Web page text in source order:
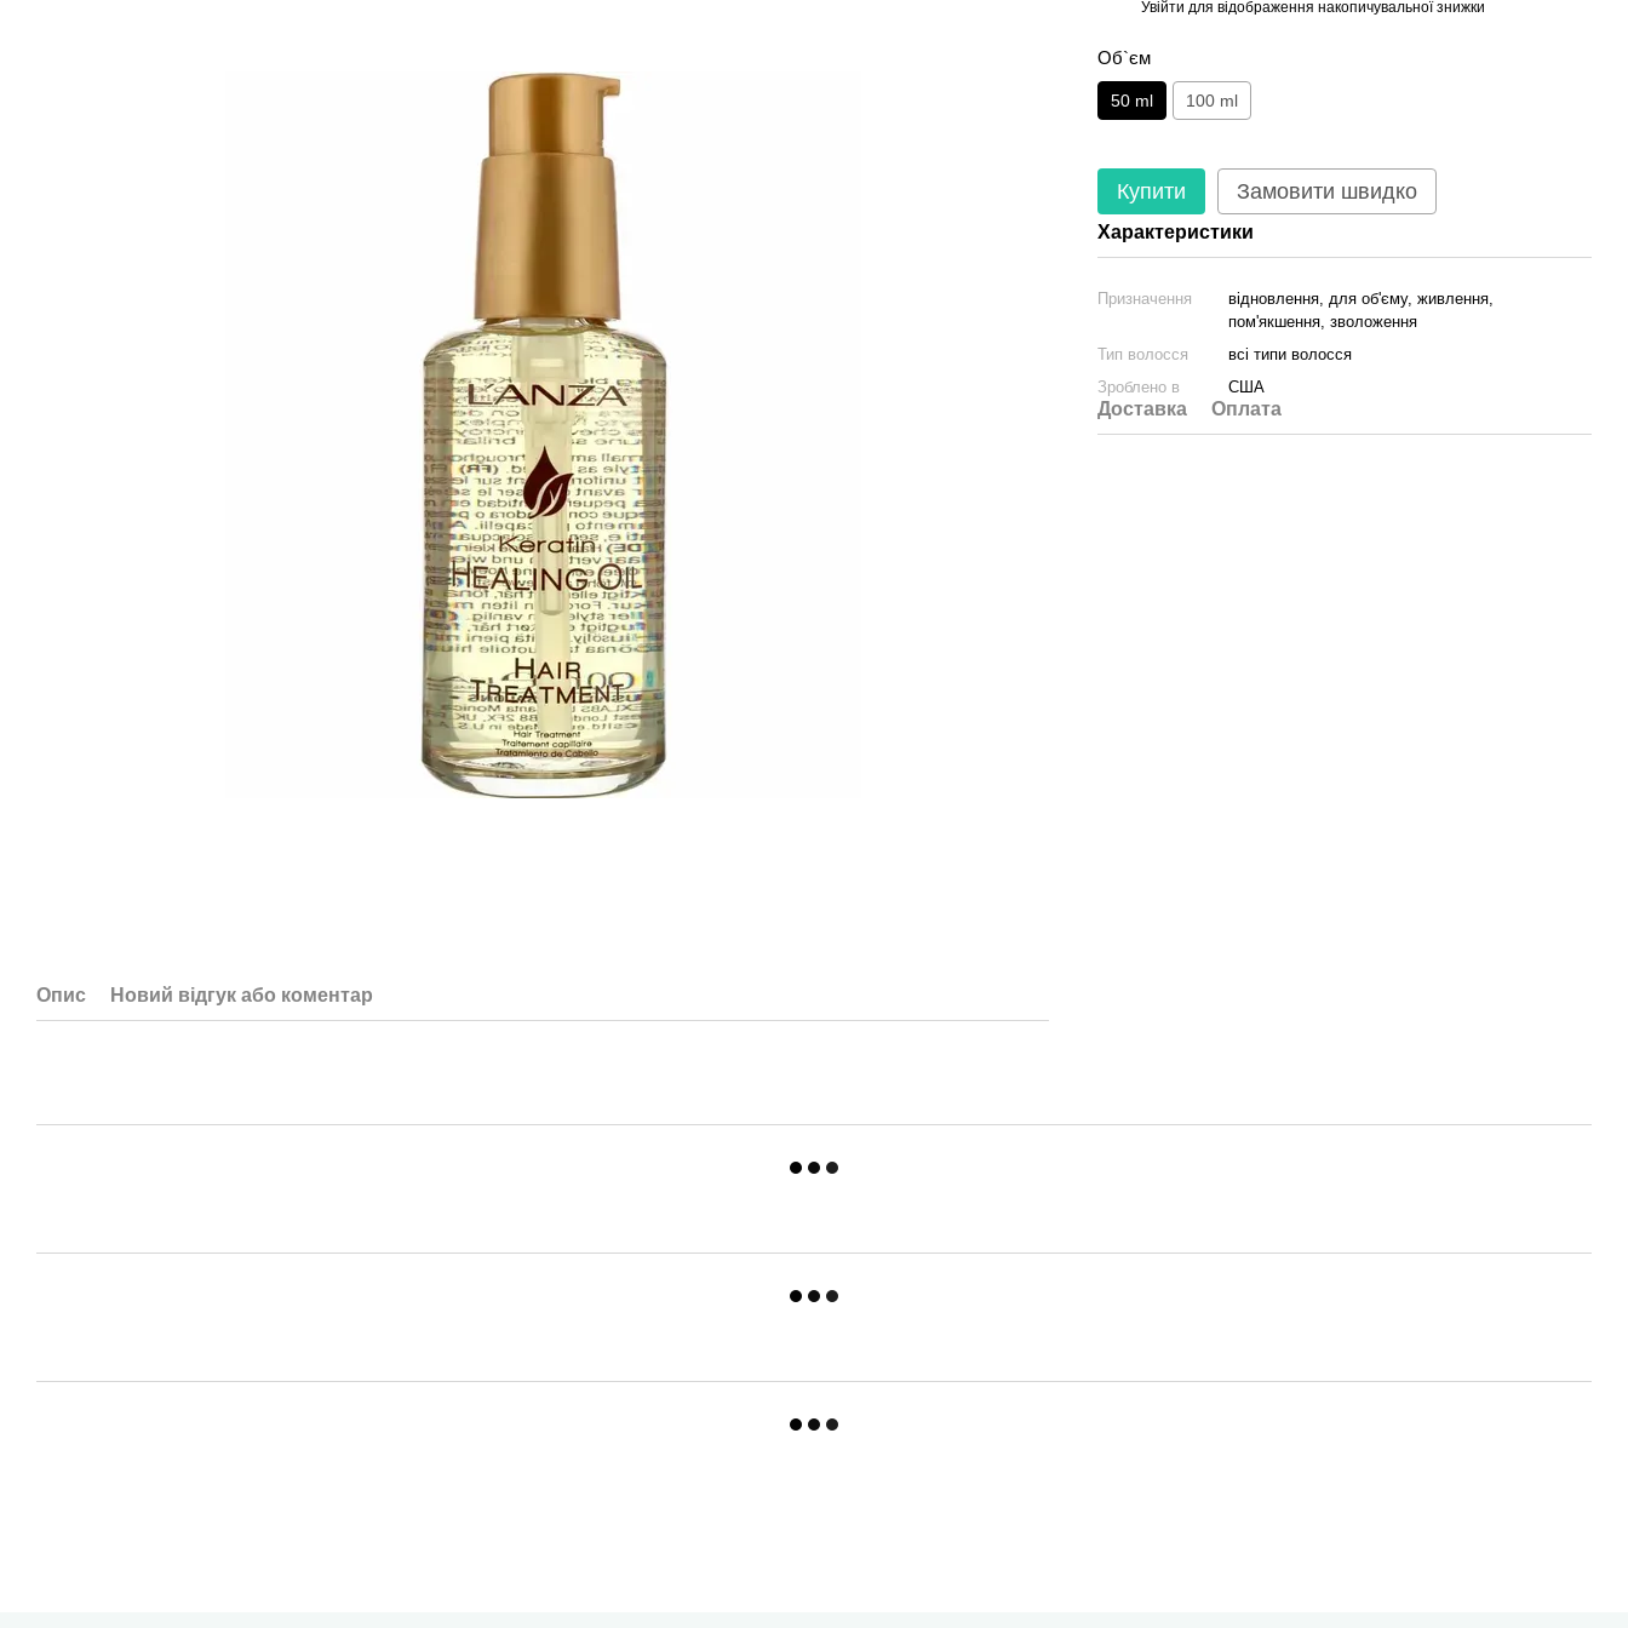
Опис Новий відгук або коментар
Увійти для відображення накопичувальної знижки
Об`єм
50 ml 100 ml
Купити Замовити швидко
Характеристики
Призначення
відновлення, для об'єму, живлення,
пом'якшення, зволоження
Тип волосся
всі типи волосся
Зроблено в
США
Доставка Оплата